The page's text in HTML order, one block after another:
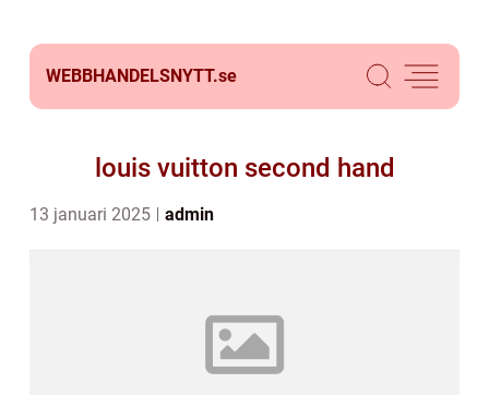
WEBBHANDELSNYTT.se
louis vuitton second hand
13 januari 2025 admin